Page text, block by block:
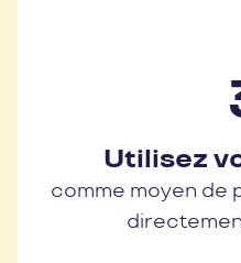
Utilisez
comme moyen de